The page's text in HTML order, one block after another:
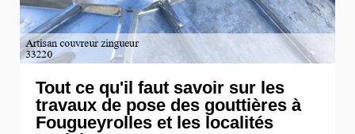
Tout ce qu'il faut savoir sur les
travaux de pose des gouttières à
Fougueyrolles et les localités